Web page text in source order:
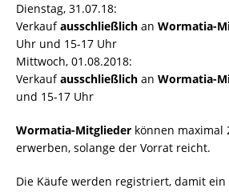
Dienstag, 31.07.18:
Verkaufausschließlich an Wormatia-
Uhr und 15-17 Uhr
Mittwoch, 01.08.2018:
Verkaufausschließlich an Wormatia-
und 15-17 Uhr
Wormatia-Mitglieder können maximal
erwerben, solange der Vorrat reicht.
Die Käufe werden registriert, damit